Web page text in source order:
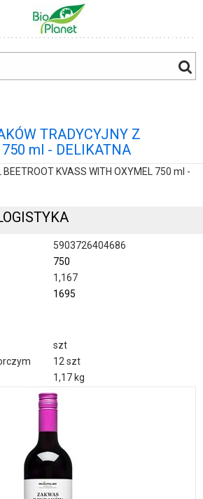
TRADYCYJNY Z
ml - DELIKATNA
BEETROOT KVASS WITH OXYMEL 750 ml -
5903726404686
750
1,167
1695
szt
12 szt
1,17 kg